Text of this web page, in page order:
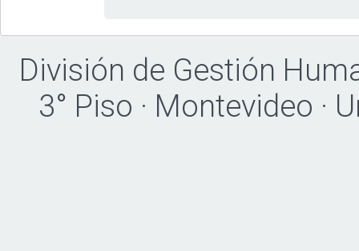
División de Gestión
3° Piso · Montevideo ·